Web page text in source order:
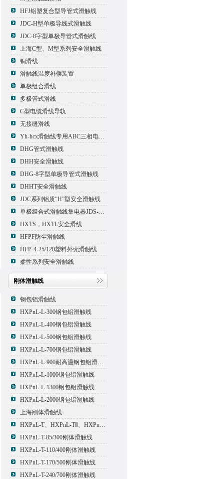
HFJ铝塑复合型导管式滑触线
JDC-H型单极导线式滑触线
JDC-8字型单极导管式滑触线
上海C型、M型系列安全滑触线
铜滑线
滑触线温度补偿装置
单极组合滑线
多极管式滑线
C型电缆滑线导轨
无接缝滑线
Yh-hcx滑触线专用ABC三相电压信号指示灯
DHG管式滑触线
DHH安全滑触线
DHG-8字型单极导管式滑触线
DHHT安全滑触线
JDC系列铝质“H”型安全滑触线
单极组合式滑触线集电器JDS-500*2
HXTS，HXTL安全滑线
HFPF防尘滑触线
HFP-4-25/120塑料外壳滑触线
柔性系列安全滑触线
刚体滑触线
钢包铝滑触线
HXPnL-L-300钢包铝滑触线
HXPnL-L-400钢包铝滑触线
HXPnL-L-500钢包铝滑触线
HXPnL-L-700钢包铝滑触线
HXPnL-L-900耐高温钢包铝滑触线
HXPnL-L-1000钢包铝滑触线
HXPnL-L-1300钢包铝滑触线
HXPnL-L-2000钢包铝滑触线
上海刚体滑触线
HXPnL-T、HXPnL-TⅡ、HXPnL-TⅢ系列钢体滑线
HXPnL-T-85/300刚体滑触线
HXPnL-T-110/400刚体滑触线
HXPnL-T-170/500刚体滑触线
HXPnL-T-240/700刚体滑触线